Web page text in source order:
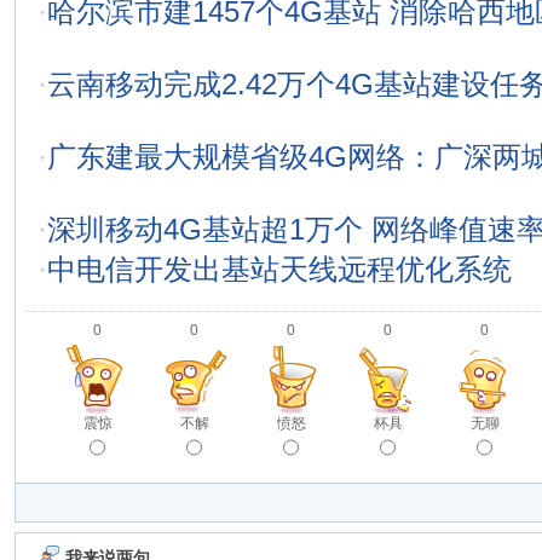
·哈尔滨市建1457个4G基站 消除哈西
·云南移动完成2.42万个4G基站建设任
· 广东建最大规模省级4G网络：广深两
·深圳移动4G基站超1万个 网络峰值速
·中电信开发出基站天线远程优化系统
0
震惊
0
不解
0
愤怒
0
杯具
0
无聊